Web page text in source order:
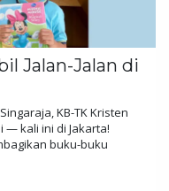
Jalan-Jalan di
KB-TK Kristen
— kali ini di Jakarta!
buku-buku